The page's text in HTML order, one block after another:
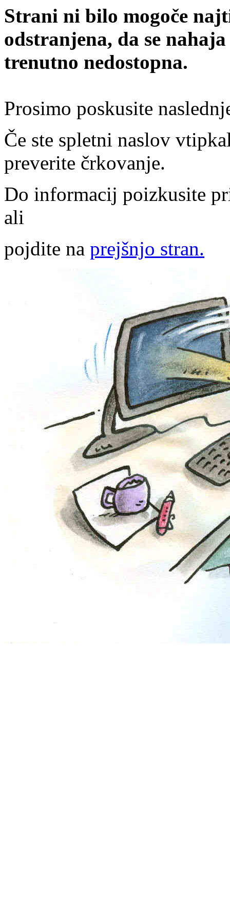
Strani ni bilo mogoče
odstranjena, da se
trenutno nedostopna.
Prosimo poskusite
Če ste spletni naslov
preverite črkovanje.
Do informacij poizkusite
ali
pojdite na prejšnjo stran.